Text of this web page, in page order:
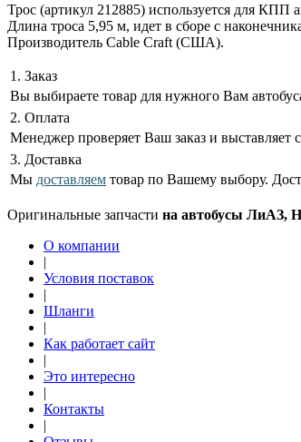
Трос (артикул 212885) используется для
Длина троса 5,95 м, идет в сборе с
Производитель Cable Craft (США).
1. Заказ
Вы выбираете товар для нужного Вам
2. Оплата
Менеджер проверяет Ваш заказ и выставляет
3. Доставка
Мы доставляем товар по Вашему выбору.
Оригинальные запчасти на автобусы ЛиАЗ,
О компании
|
Условия поставок
|
Шланги
|
Как работает сайт
|
Это интересно
|
Контакты
|